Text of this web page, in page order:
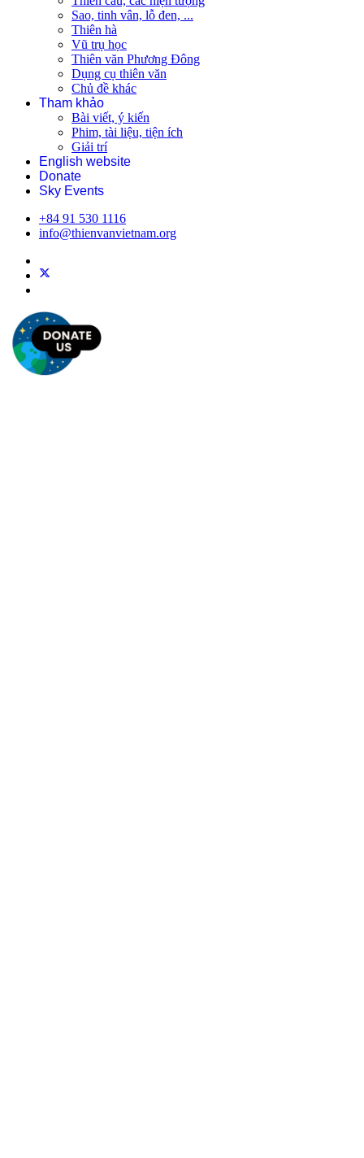
Sao, tinh vân, lỗ đen, ...
Thiên hà
Vũ trụ học
Thiên văn Phương Đông
Dụng cụ thiên văn
Chủ đề khác
Tham khảo
Bài viết, ý kiến
Phim, tài liệu, tiện ích
Giải trí
English website
Donate
Sky Events
+84 91 530 1116
info@thienvanvietnam.org